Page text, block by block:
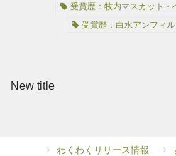
受賞歴：牧内マスカット・
受賞歴：白水アンフィ
New title
わくわくリリース情報